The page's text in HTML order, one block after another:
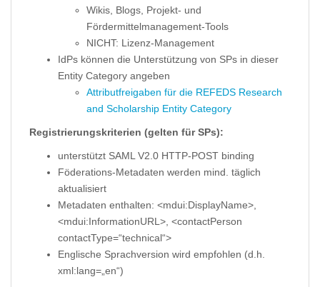
Wikis, Blogs, Projekt- und
Fördermittelmanagement-Tools
NICHT: Lizenz-Management
IdPs können die Unterstützung von SPs in dieser
Entity Category angeben
Attributfreigaben für die REFEDS Research
and Scholarship Entity Category
Registrierungskriterien (gelten für SPs):
unterstützt SAML V2.0 HTTP-POST binding
Föderations-Metadaten werden mind. täglich
aktualisiert
Metadaten enthalten: <mdui:DisplayName>,
<mdui:InformationURL>, <contactPerson
contactType=“technical“>
Englische Sprachversion wird empfohlen (d.h.
xml:lang=„en“)